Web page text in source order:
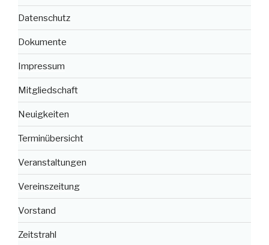
Datenschutz
Dokumente
Impressum
Mitgliedschaft
Neuigkeiten
Terminübersicht
Veranstaltungen
Vereinszeitung
Vorstand
Zeitstrahl